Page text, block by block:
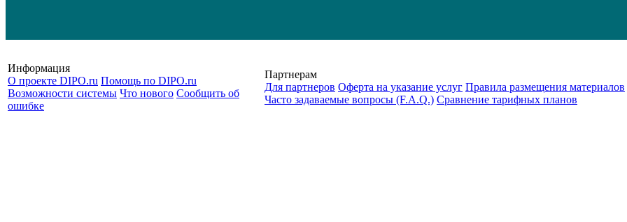
Информация
О проекте DIPO.ru Помощь по DIPO.ru
Возможности системы Что нового Сообщить об
ошибке
Партнерам
Для партнеров Оферта на указание услуг Правила размещения материалов
Часто задаваемые вопросы (F.A.Q.) Cравнение тарифных планов